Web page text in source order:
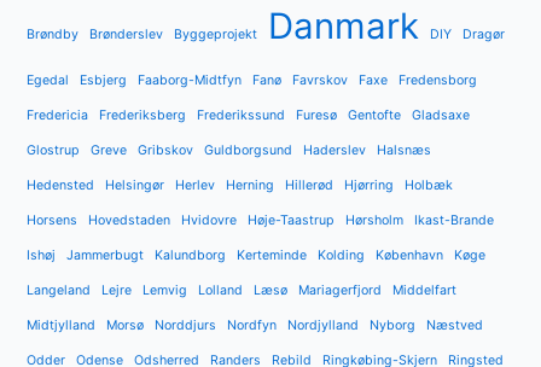
Brøndby Brønderslev Byggeprojekt Danmark DIY Dragør
Egedal Esbjerg Faaborg-Midtfyn Fanø Favrskov Faxe Fredensborg
Fredericia Frederiksberg Frederikssund Furesø Gentofte Gladsaxe
Glostrup Greve Gribskov Guldborgsund Haderslev Halsnæs
Hedensted Helsingør Herlev Herning Hillerød Hjørring Holbæk
Horsens Hovedstaden Hvidovre Høje-Taastrup Hørsholm Ikast-Brande
Ishøj Jammerbugt Kalundborg Kerteminde Kolding København Køge
Langeland Lejre Lemvig Lolland Læsø Mariagerfjord Middelfart
Midtjylland Morsø Norddjurs Nordfyn Nordjylland Nyborg Næstved
Odder Odense Odsherred Randers Rebild Ringkøbing-Skjern Ringsted